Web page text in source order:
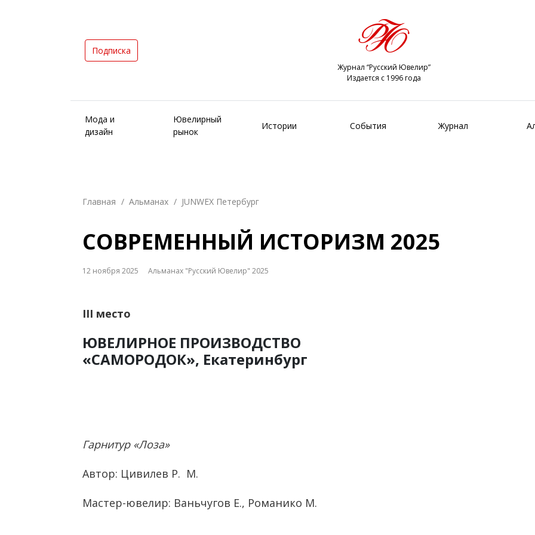
Подписка
Журнал “Русский Ювелир”
Издается с 1996 года
Мода и
дизайн
Ювелирный
рынок
Истории События Журнал
Главная Альманах JUNWEX Петербург
СОВРЕМЕННЫЙ ИСТОРИЗМ 2025
12 ноября 2025 Альманах "Русский Ювелир" 2025
III место
ЮВЕЛИРНОЕ ПРОИЗВОДСТВО
«САМОРОДОК», Екатеринбург
Гарнитур «Лоза»
Автор: Цивилев Р. М.
Мастер-ювелир: Ваньчугов Е., Романико М.